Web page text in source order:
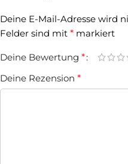
Deine E-Mail-Adresse wird
Felder sind mit * markiert
Deine Bewertung *
Deine Rezension *